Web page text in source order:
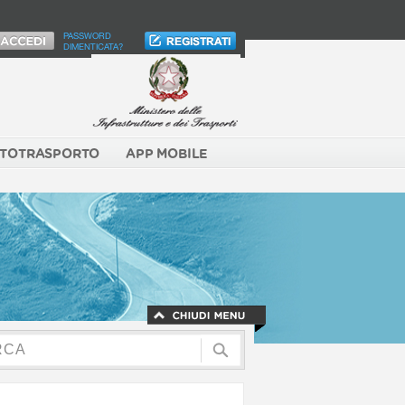
PASSWORD
DIMENTICATA?
APP MOBILE